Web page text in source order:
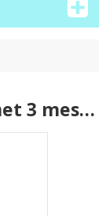
SET, Rolmes X'Sor 28mm met 3 mesjes